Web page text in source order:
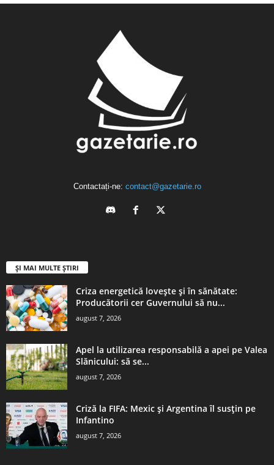
Contactați-ne: contact@gazetarie.ro
ȘI MAI MULTE ȘTIRI
Criza energetică lovește și în sănătate:
Producătorii cer Guvernului să nu...
august 7, 2026
Apel la utilizarea responsabilă a apei pe Valea
Slănicului: să se...
august 7, 2026
Criză la FIFA: Mexic şi Argentina îl susţin pe
Infantino
august 7, 2026